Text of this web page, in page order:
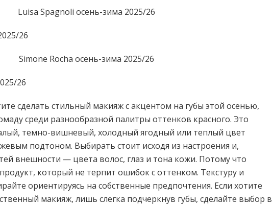
26
26
сделать стильный макияж с акцентом на губы этой осенью,
среди разнообразной палитры оттенков красного. Это
темно-вишневый, холодный ягодный или теплый цвет
подтоном. Выбирать стоит исходя из настроения и,
внешности — цвета волос, глаз и тона кожи. Потому что
который не терпит ошибок с оттенком. Текстуру и
ориентируясь на собственные предпочтения. Если хотите
макияж, лишь слегка подчеркнув губы, сделайте выбор в